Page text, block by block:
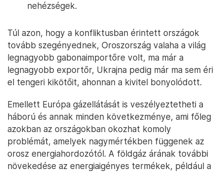
nehézségek.
Túl azon, hogy a konfliktusban érintett országok
tovább szegényednek, Oroszország valaha a világ
legnagyobb gabonaimportőre volt, ma már a
legnagyobb exportőr, Ukrajna pedig már ma sem éri
el tengeri kikötőit, ahonnan a kivitel bonyolódott.
Emellett Európa gázellátását is veszélyeztetheti a
háború és annak minden következménye, ami főleg
azokban az országokban okozhat komoly
problémát, amelyek nagymértékben függenek az
orosz energiahordozótól. A földgáz árának további
növekedése az energiaigényes termékek, például a